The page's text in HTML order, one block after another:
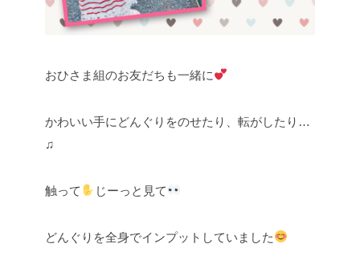
おひさま組のお友だちも一緒に
かわいい手にどんぐりをのせたり、転がしたり…
♫
触って じーっと見て
どんぐりを全身でインプットしていました